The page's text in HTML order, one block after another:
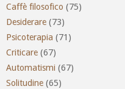
Caffè filosofico (75)
Desiderare (73)
Psicoterapia (71)
Criticare (67)
Automatismi (67)
Solitudine (65)